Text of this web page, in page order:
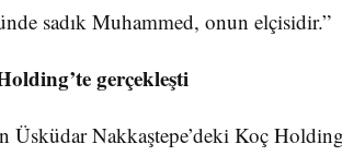
sadık Muhammed, onun elçisidir.”
gerçekleşti
Üsküdar Nakkaştepe’deki Koç